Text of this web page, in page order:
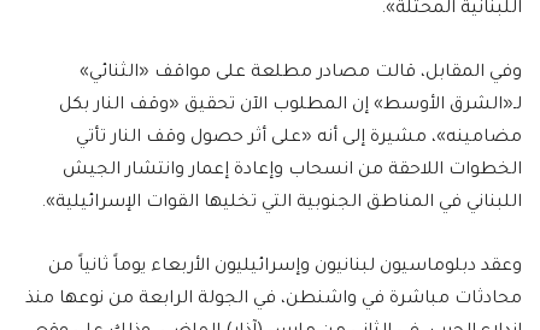
اللبنانية المحتلة».
وفي المقابل، قالت مصادر مطلعة على مواقف «الثنائي»
لـ«الشرق الأوسط» إن المطلوب الآن تحقيق «وقف النار بكل
مضامينه»، مشيرة إلى أنه «على أثر حصول وقف النار تأتي
الخطوات اللاحقة من انسحاب وإعادة إعمار وانتشار الجيش
اللبناني في المناطق الجنوبية التي تخليها القوات الإسرائيلية».
وعقد دبلوماسيون لبنانيون وإسرائيليون الأربعاء يوماً ثانياً من
محادثات مباشرة في واشنطن، في الجولة الرابعة من نوعها منذ